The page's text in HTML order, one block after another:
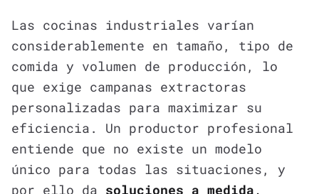
Las cocinas industriales varían
considerablemente en tamaño, tipo de
comida y volumen de producción, lo
que exige campanas extractoras
personalizadas para maximizar su
eficiencia. Un productor profesional
entiende que no existe un modelo
único para todas las situaciones, y
por ello da soluciones a medida,